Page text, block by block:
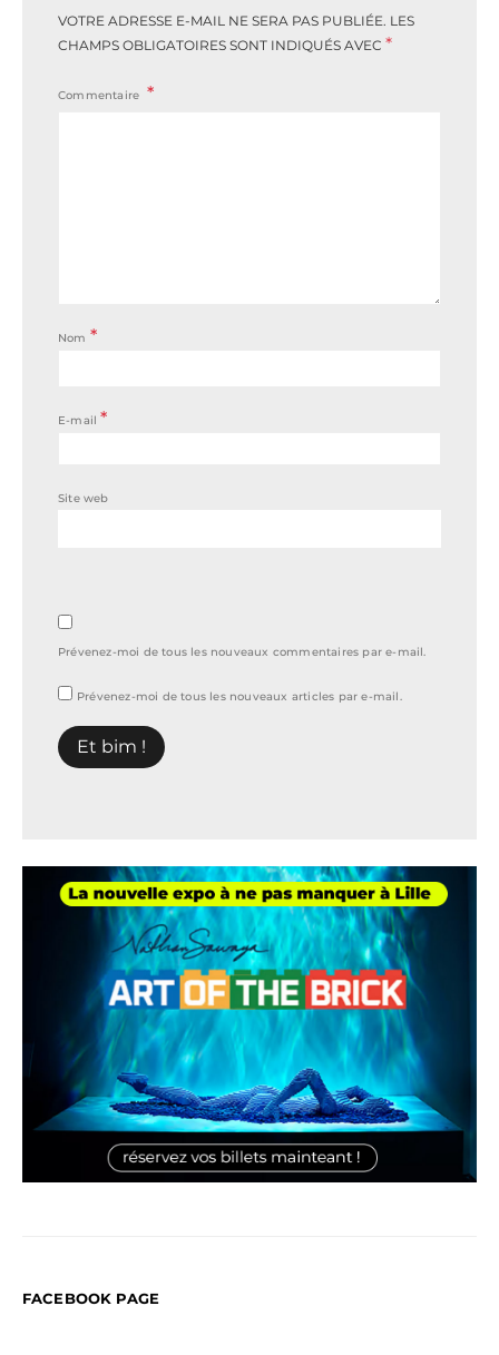
VOTRE ADRESSE E-MAIL NE SERA PAS PUBLIÉE. LES
CHAMPS OBLIGATOIRES SONT INDIQUÉS AVEC *
Commentaire
Nom *
E-mail*
Site web
Prévenez-moi de tous les nouveaux commentaires par e-mail.
Prévenez-moi de tous les nouveaux articles par e-mail.
FACEBOOK PAGE